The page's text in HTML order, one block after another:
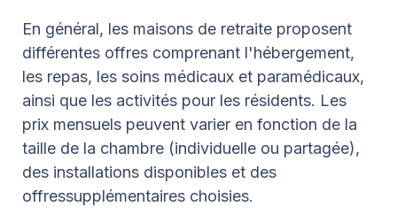
En général, les maisons de retraite proposent
différentes offres comprenant l'hébergement,
les repas, les soins médicaux et paramédicaux,
ainsi que les activités pour les résidents. Les
prix mensuels peuvent varier en fonction de la
taille de la chambre (individuelle ou partagée),
des installations disponibles et des
offressupplémentaires choisies.